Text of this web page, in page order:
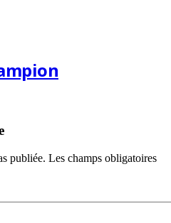
publiée. Les champs obligatoires